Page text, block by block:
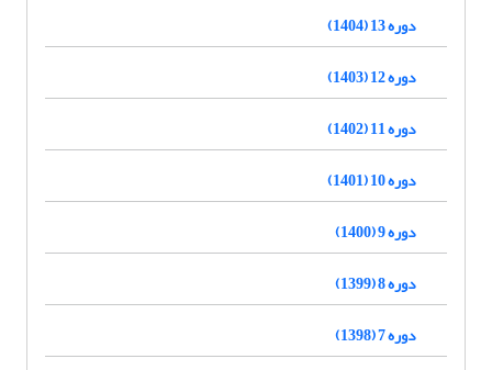
دوره 13 (1404)
دوره 12 (1403)
دوره 11 (1402)
دوره 10 (1401)
دوره 9 (1400)
دوره 8 (1399)
دوره 7 (1398)